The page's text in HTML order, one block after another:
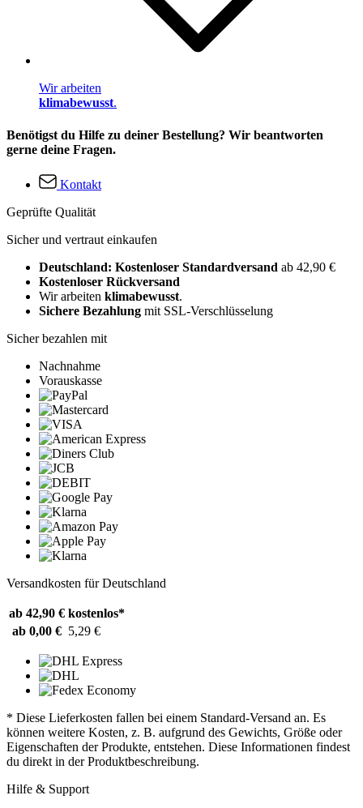
Wir arbeiten
klimabewusst.
Benötigst du Hilfe zu deiner Bestellung? Wir beantworten
gerne deine Fragen.
Kontakt
Geprüfte Qualität
Sicher und vertraut einkaufen
Deutschland: Kostenloser Standardversand ab 42,90 €
Kostenloser Rückversand
Wir arbeiten klimabewusst.
Sichere Bezahlung mit SSL-Verschlüsselung
Sicher bezahlen mit
Nachnahme
Vorauskasse
Versandkosten für Deutschland
ab 42,90 € kostenlos*
ab 0,00 € 5,29 €
* Diese Lieferkosten fallen bei einem Standard-Versand an. Es
können weitere Kosten, z. B. aufgrund des Gewichts, Größe oder
Eigenschaften der Produkte, entstehen. Diese Informationen findest
du direkt in der Produktbeschreibung.
Hilfe & Support